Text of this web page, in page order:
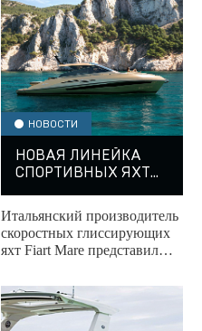
НОВОСТИ
НОВАЯ ЛИНЕЙКА
СПОРТИВНЫХ ЯХТ
Итальянский производитель
скоростных глиссирующих
яхт Fiart Mare представил
где заявлены пока две
модели...